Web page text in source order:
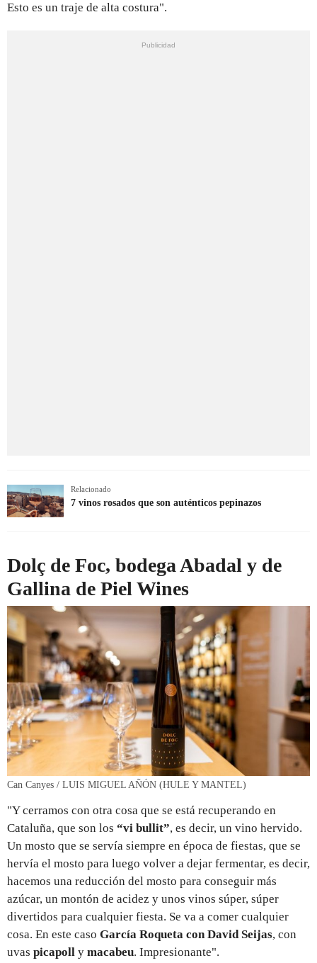
Esto es un traje de alta costura".
Relacionado
7 vinos rosados que son auténticos pepinazos
Dolç de Foc, bodega Abadal y de
Gallina de Piel Wines
Can Canyes / LUIS MIGUEL AÑÓN (HULE Y MANTEL)
"Y cerramos con otra cosa que se está recuperando en
Cataluña, que son los “vi bullit”, es decir, un vino hervido.
Un mosto que se servía siempre en época de fiestas, que se
hervía el mosto para luego volver a dejar fermentar, es decir,
hacemos una reducción del mosto para conseguir más
azúcar, un montón de acidez y unos vinos súper, súper
divertidos para cualquier fiesta. Se va a comer cualquier
cosa. En este caso García Roqueta con David Seijas, con
uvas picapoll y macabeu. Impresionante".